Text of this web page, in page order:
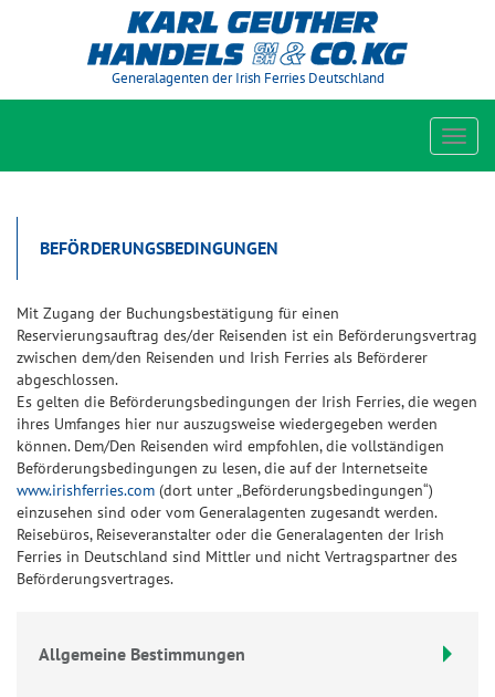
Generalagenten der Irish Ferries Deutschland
BEFÖRDERUNGSBEDINGUNGEN
Mit Zugang der Buchungsbestätigung für einen
Reservierungsauftrag des/der Reisenden ist ein Beförderungsvertrag
zwischen dem/den Reisenden und Irish Ferries als Beförderer
abgeschlossen.
Es gelten die Beförderungsbedingungen der Irish Ferries, die wegen
ihres Umfanges hier nur auszugsweise wiedergegeben werden
können. Dem/Den Reisenden wird empfohlen, die vollständigen
Beförderungsbedingungen zu lesen, die auf der Internetseite
www.irishferries.com (dort unter „Beförderungsbedingungen“)
einzusehen sind oder vom Generalagenten zugesandt werden.
Reisebüros, Reiseveranstalter oder die Generalagenten der Irish
Ferries in Deutschland sind Mittler und nicht Vertragspartner des
Beförderungsvertrages.
Allgemeine Bestimmungen